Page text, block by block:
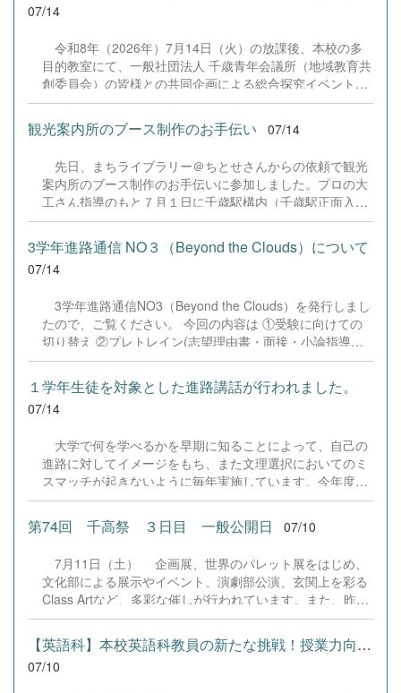
07/14
令和8年（2026年）7月14日（火）の放課後、本校の多
目的教室にて、一般社団法人 千歳青年会議所（地域教育共
創委員会）の皆様との共同企画による総合探究イベント
「自分を知ることから、未来を描く一歩へ〜まだ知らない
自分へ〜」が開催されました。 全学年からの希望者60名が
参加し、地域の大人の方々とともに自身のキャリアや未来
第1部：キャリア教育のプロから学ぶ記念講演講師に株式
会社すみかの代表取締役である月館 海斗 氏をお招きし、
同名のテーマでご講演いただきました。月館氏の「学びと
社会をつなぐ」という熱い想い、そしてご自身の起業やキ
ャリア形成の歩みに触れ、生徒たちは「進路を選べないの
ではなく、まだ（その職業の人に）出会っていないから」
た「人は、人・本・旅からしか学べない」という説明につ
いて真剣に耳を傾けていました。 ■ 第2部：大人と語るワ
ークショップ ＆ 自由対話後半は、千歳青年会議所の皆様
をはじめ、地元の企業経営者や市議会議員など、地域の第
に対して...
観光案内所のブース制作のお手伝い 07/14
先日、まちライブラリー＠ちとせさんからの依頼で観光
案内所のブース制作のお手伝いに参加しました。プロの大
工さん指導のもと７月１日に千歳駅構内（千歳駅正面入口
付近）にグランドオープンする観光案内所ブース前面の本
棚のやすり掛け、ニス塗り等を3年生7名の生徒で行ってき
ました。制作した本棚には生徒それぞれの千歳に対する想
いなどのメッセージが記入されています。 &nbsp;
3学年進路通信 NO３（Beyond the Clouds）について
07/14
3学年進路通信NO3（Beyond the Clouds）を発行しまし
たので、ご覧ください。 今回の内容は ①受験に向けての
切り替え ②プレトレイン(志望理由書・面接・小論指導）
③一般受験をする生徒へ ④モチベーションの上げ方 ⑤今
後の進路予定 等についてです。 R08_3学年進路通信
No03.pdf
１学年生徒を対象とした進路講話が行われました。
07/14
大学で何を学べるかを早期に知ることによって、自己の
進路に対してイメージをもち、また文理選択においてのミ
スマッチが起きないように毎年実施しています。今年度、
弘前大学から白石壮一郎様と公立千歳科学技術大学から坂
井賢一様を講師としてお招きし、有意義なお話しをしてい
ただきました。 &nbsp; &nbsp; &nbsp;
第74回 千高祭 ３日目 一般公開日 07/10
7月11日（土） 企画展、世界のパレット展をはじめ、
文化部による展示やイベント、演劇部公演、玄関上を彩る
Class Artなど、多彩な催しが行われています。また、昨日
に引き続き、PTAの皆様のご協力による販売やキッチンカ
ーも出店し、会場は笑顔と活気にあふれています。この学
校祭が盛大に開催できているのは、生徒たちの主体的な活
動はもちろんのこと、PTAの皆様をはじめ、地域の皆様の
【英語科】本校英語科教員の新たな挑戦！授業力向上を目指す「e-C...
07/10